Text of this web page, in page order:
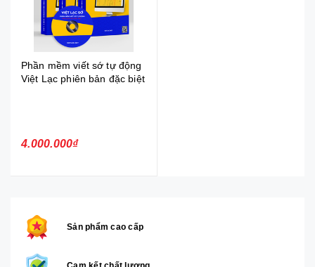
Phần mềm viết sớ tự động
Việt Lạc phiên bản đặc biệt
4.000.000₫
Sản phẩm cao cấp